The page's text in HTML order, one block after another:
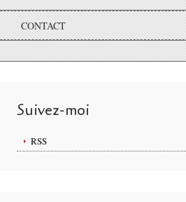
CONTACT
Suivez-moi
RSS